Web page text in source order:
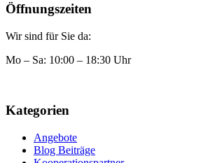
Öffnungszeiten
Wir sind für Sie da:
Mo – Sa: 10:00 – 18:30 Uhr
Kategorien
Angebote
Blog Beiträge